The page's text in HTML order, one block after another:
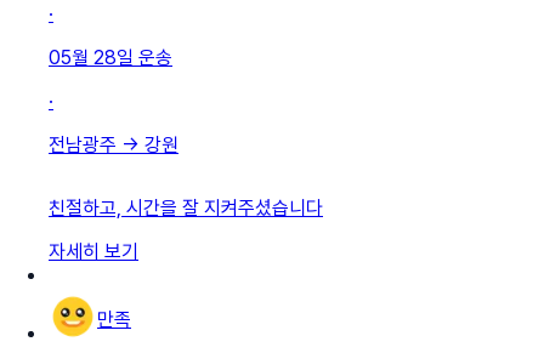
·
05월 28일 운송
·
전남광주 → 강원
친절하고, 시간을 잘 지켜주셨습니다
자세히 보기
만족